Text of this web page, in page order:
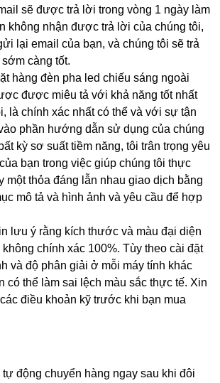
sẽ được trả lời trong vòng 1 ngày làm
không nhận được trả lời của chúng tôi,
lại email của bạn, và chúng tôi sẽ trả
càng tốt.
hàng đèn pha led chiếu sáng ngoài
được miêu tả với khả năng tốt nhất
là chính xác nhất có thể và với sự tận
phần hướng dẫn sử dụng của chúng
kỳ sơ suất tiềm năng, tôi trân trọng yêu
bạn trong việc giúp chúng tôi thực
một thỏa đáng lẫn nhau giao dịch bằng
mô tả và hình ảnh và yêu cầu để hợp
lưu ý rằng kích thước và màu đại diện
không chính xác 100%. Tùy theo cài đặt
và độ phân giải ở mỗi máy tính khác
có thể làm sai lệch màu sắc thực tế. Xin
điều khoản kỹ trước khi bạn mua
động chuyển hàng ngay sau khi đôi